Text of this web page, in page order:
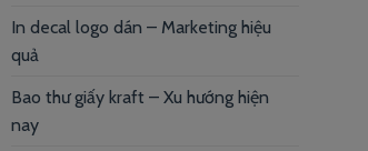
In decal logo dán – Marketing hiệu
quả
Bao thư giấy kraft – Xu hướng hiện
nay